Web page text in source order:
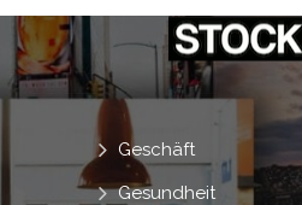
Geschäft
Gesundheit